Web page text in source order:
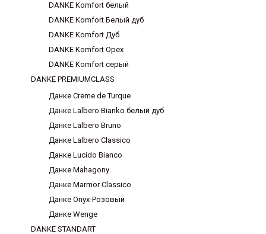
DANKE Komfort белый
DANKE Komfort Белый дуб
DANKE Komfort Дуб
DANKE Komfort Орех
DANKE Komfort серый
DANKE PREMIUMCLASS
Данке Creme de Turque
Данке Lalbero Bianko белый дуб
Данке Lalbero Bruno
Данке Lalbero Classico
Данке Lucido Bianco
Данке Mahagony
Данке Marmor Classico
Данке Onyx-Розовый
Данке Wenge
DANKE STANDART